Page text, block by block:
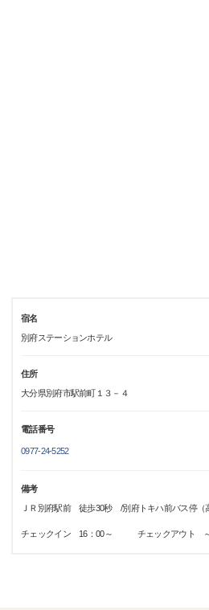
宿名
別府ステーションホテル
住所
大分県別府市駅前町１３－４
電話番号
0977-24-5252
備考
ＪＲ別府駅前 徒歩30秒 /別府トキハ前バス停（
チェックイン 16：00～ チェックアウト ～